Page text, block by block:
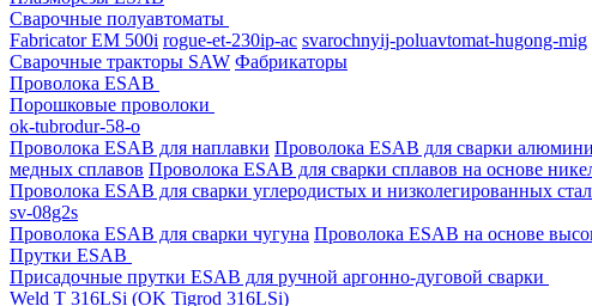
Сварочные полуавтоматы
Fabricator EM 500i rogue-et-230ip-ac svarochnyij-poluavtomat-hugong-mig
Сварочные тракторы SAW Фабрикаторы
Проволока ESAB
Порошковые проволоки
ok-tubrodur-58-o
Проволока ESAB для наплавки Проволока ESAB для сварки
медных сплавов Проволока ESAB для сварки сплавов на основе
Проволока ESAB для сварки углеродистых и низколегированных
sv-08g2s
Проволока ESAB для сварки чугуна Проволока ESAB на основе
Прутки ESAB
Присадочные прутки ESAB для ручной аргонно-дуговой сварки
Weld T 316LSi (OK Tigrod 316LSi)